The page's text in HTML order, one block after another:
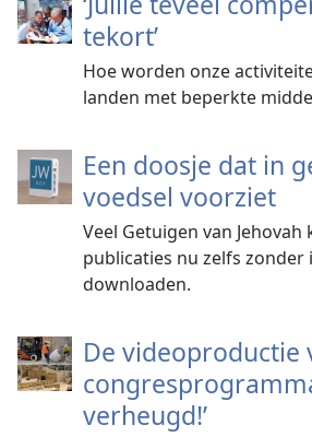
tekort’
Hoe worden onze
landen met beperkte
Een doosje dat in
voedsel voorziet
Veel Getuigen van
publicaties nu zelfs
downloaden.
De videoproductie
verheugd!’